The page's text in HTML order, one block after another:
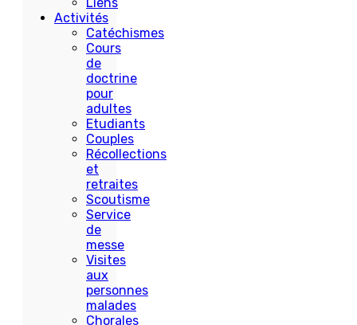
Activités
Catéchismes
Cours
de
doctrine
pour
adultes
Etudiants
Couples
Récollections
et
retraites
Scoutisme
Service
de
messe
Visites
aux
personnes
malades
Chorales